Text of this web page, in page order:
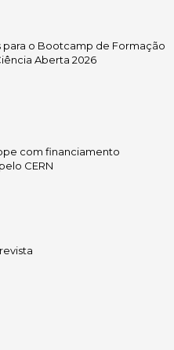
para o Bootcamp de Formação
Aberta 2026
com financiamento
CERN